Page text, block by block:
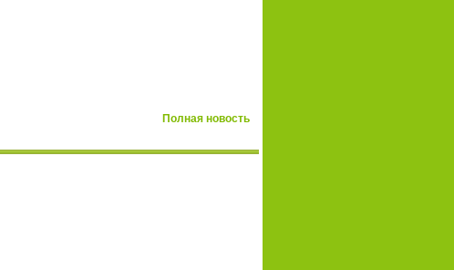
Полная новость